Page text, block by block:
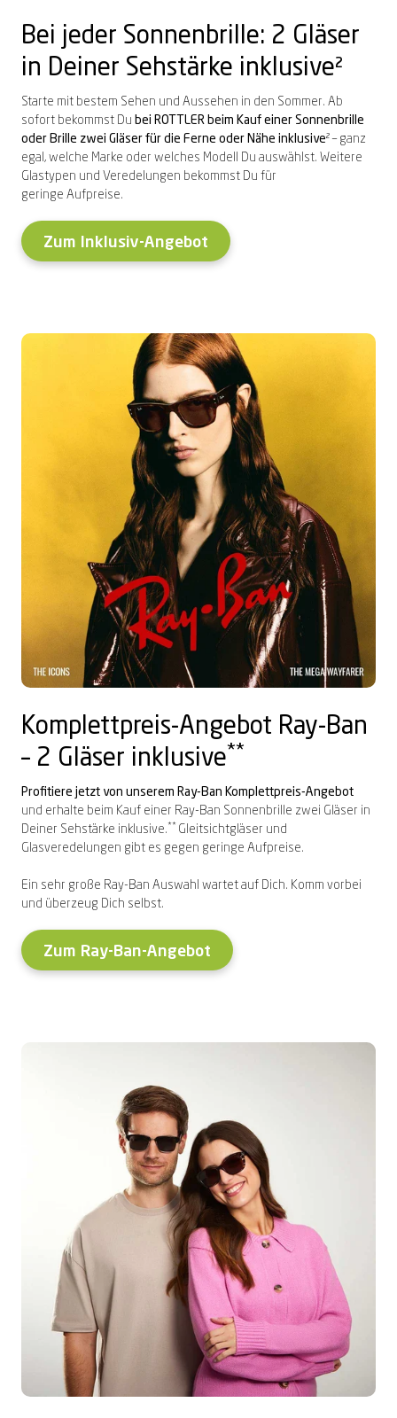
Bei jeder Sonnenbrille: 2 Gläser
in Deiner Sehstärke inklusive²
Starte mit bestem Sehen und Aussehen in den Sommer. Ab
sofort bekommst Du bei ROTTLER beim Kauf einer Sonnenbrille
oder Brille zwei Gläser für die Ferne oder Nähe inklusive² – ganz
egal, welche Marke oder welches Modell Du auswählst. Weitere
Glastypen und Veredelungen bekommst Du für
geringe Aufpreise.
Zum Inklusiv-Angebot
Komplettpreis-Angebot Ray-Ban
– 2 Gläser inklusive**
Profitiere jetzt von unserem Ray-Ban Komplettpreis-Angebot
und erhalte beim Kauf einer Ray-Ban Sonnenbrille zwei Gläser in
Deiner Sehstärke inklusive.** Gleitsichtgläser und
Glasveredelungen gibt es gegen geringe Aufpreise.
Ein sehr große Ray-Ban Auswahl wartet auf Dich. Komm vorbei
und überzeug Dich selbst.
Zum Ray-Ban-Angebot